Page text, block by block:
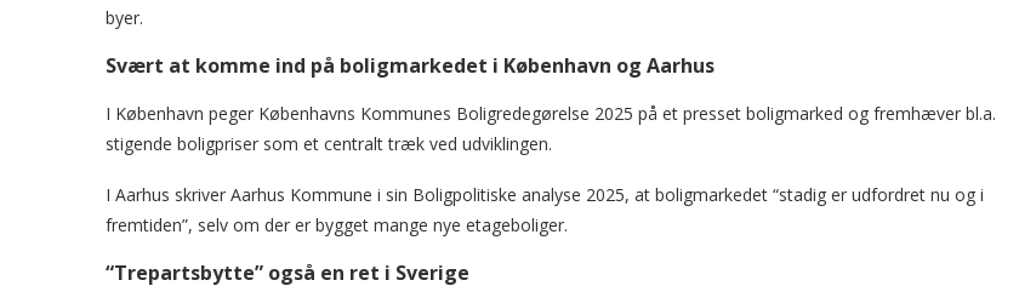
byer.
Svært at komme ind på boligmarkedet i København og Aarhus
I København peger Københavns Kommunes Boligredegørelse 2025 på et presset boligmarked og fremhæver bl.a.
stigende boligpriser som et centralt træk ved udviklingen.
I Aarhus skriver Aarhus Kommune i sin Boligpolitiske analyse 2025, at boligmarkedet “stadig er udfordret nu og i
fremtiden”, selv om der er bygget mange nye etageboliger.
“Trepartsbytte” også en ret i Sverige